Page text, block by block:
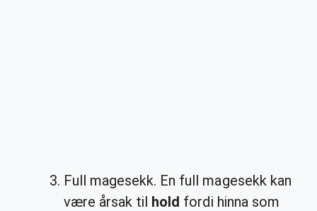
Full magesekk. En full magesekk kan
være årsak til hold fordi hinna som